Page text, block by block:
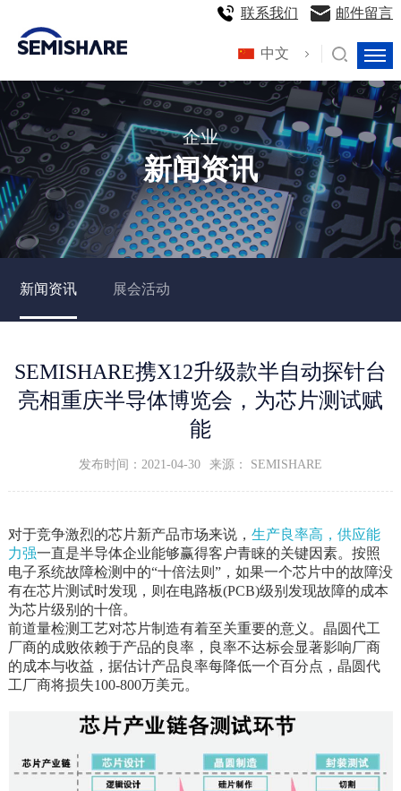
中文
联系我们 邮件留言
企业
新闻资讯
新闻资讯 展会活动
SEMISHARE携X12升级款半自动探针台
亮相重庆半导体博览会，为芯片测试赋
能
发布时间：2021-04-30 来源： SEMISHARE
对于竞争激烈的芯片新产品市场来说， 生产良率高，供应能
力强一直是半导体企业能够赢得客户青睐的关键因素。 按照
电子系统故障检测中的“十倍法则”，如果一个芯片中的故障没
有在芯片测试时发现，则在电路板(PCB)级别发现故障的成本
为芯片级别的十倍。
前道量检测工艺对芯片制造有着至关重要的意义。晶圆代工
厂商的成败依赖于产品的良率，良率不达标会显著影响厂商
的成本与收益，据估计产品良率每降低一个百分点，晶圆代
工厂商将损失100-800万美元。